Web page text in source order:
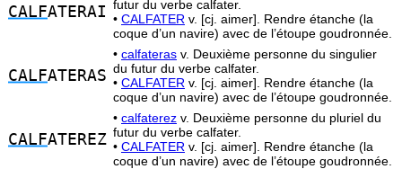
CALFATERAI futur du verbe calfater.
• CALFATER v. [cj. aimer]. Rendre étanche (la
coque d’un navire) avec de l’étoupe goudronnée.
CALFATERAS
• calfateras v. Deuxième personne du singulier
du futur du verbe calfater.
• CALFATER v. [cj. aimer]. Rendre étanche (la
coque d’un navire) avec de l’étoupe goudronnée.
CALFATEREZ
• calfaterez v. Deuxième personne du pluriel du
futur du verbe calfater.
• CALFATER v. [cj. aimer]. Rendre étanche (la
coque d’un navire) avec de l’étoupe goudronnée.